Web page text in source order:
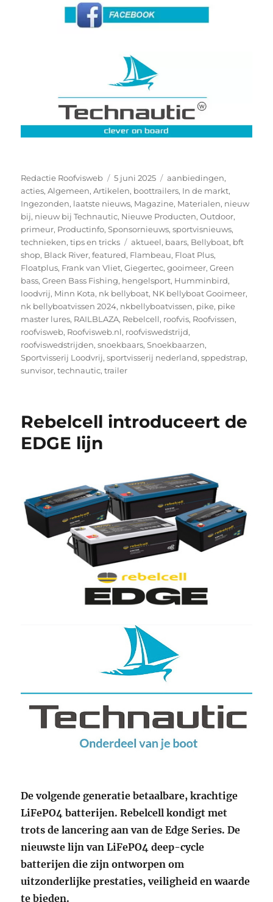
Auteur
Redactie Roofvisweb
Geplaatst
op
5 juni 2025 Categorieën
aanbiedingen,
acties,Algemeen,Artikelen, boottrailers, In de markt,
Ingezonden, laatste nieuws, Magazine, Materialen, nieuw
bij, nieuw bij Technautic, Nieuwe Producten,Outdoor,
primeur, Productinfo,Sponsornieuws,sportvisnieuws,
technieken,tips en tricks Tags
aktueel, baars, Bellyboat, bft
shop, Black River,featured, Flambeau, Float Plus,
Floatplus, Frank van Vliet,Giegertec,gooimeer,Green
bass,Green Bass Fishing, hengelsport, Humminbird,
loodvrij, Minn Kota, nk bellyboat, NK bellyboat Gooimeer,
nk bellyboatvissen 2024, nkbellyboatvissen, pike, pike
master lures, RAILBLAZA, Rebelcell, roofvis, Roofvissen,
roofvisweb, Roofvisweb.nl, roofviswedstrijd,
roofviswedstrijden,snoekbaars,Snoekbaarzen,
Sportvisserij Loodvrij,sportvisserij nederland,sppedstrap,
sunvisor,technautic,trailer
Rebelcell introduceert de
EDGE lijn
De volgende generatie betaalbare, krachtige
LiFePO4 batterijen. Rebelcell kondigt met
trots de lancering aan van de Edge Series. De
nieuwste lijn van LiFePO4 deep-cycle
batterijen die zijn ontworpen om
uitzonderlijke prestaties, veiligheid en waarde
te bieden.